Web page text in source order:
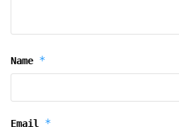
Name *
Email *